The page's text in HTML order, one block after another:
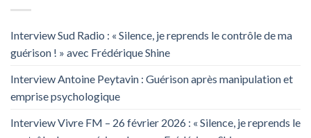
Interview Sud Radio : « Silence, je reprends le contrôle de ma
guérison ! » avec Frédérique Shine
Interview Antoine Peytavin : Guérison après manipulation et
emprise psychologique
Interview Vivre FM – 26 février 2026 : « Silence, je reprends le